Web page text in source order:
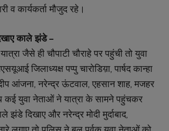
व कार्यकर्ता मौजुद रहे।
काले झंडे –
जैसे ही चौपाटी चौराहे पर पहुंची तो युवा
जिलाध्यक्ष पप्पु चारोडिय़ा, पार्षद कान्हा
आंजना, नरेन्द्र ऊंटवाल, एहसान शाह, मजहर
युवा नेताओं ने यात्रा के सामने पहुंचकर
झंडे दिखाए और नरेन्द्र मोदी मुर्दाबाद,